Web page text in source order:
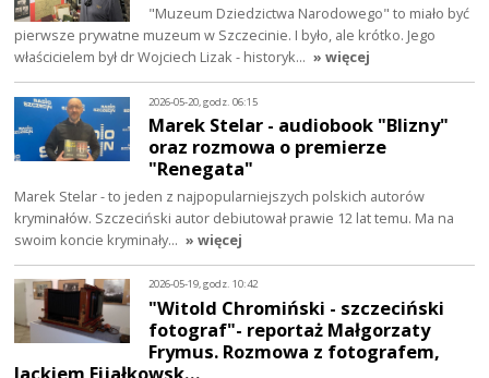
"Muzeum Dziedzictwa Narodowego" to miało być
pierwsze prywatne muzeum w Szczecinie. I było, ale krótko. Jego
właścicielem był dr Wojciech Lizak - historyk… » więcej
2026-05-20, godz. 06:15
Marek Stelar - audiobook "Blizny"
oraz rozmowa o premierze
"Renegata"
Marek Stelar - to jeden z najpopularniejszych polskich autorów
kryminałów. Szczeciński autor debiutował prawie 12 lat temu. Ma na
swoim koncie kryminały… » więcej
2026-05-19, godz. 10:42
"Witold Chromiński - szczeciński
fotograf"- reportaż Małgorzaty
Frymus. Rozmowa z fotografem,